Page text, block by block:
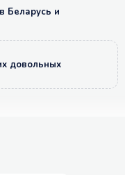
Беларусь и
довольных